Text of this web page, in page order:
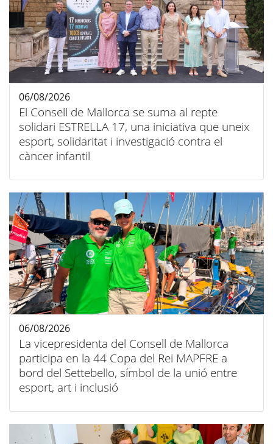
El Consell de Mallorca se suma al repte
solidari ESTRELLA 17, una iniciativa que uneix
esport, solidaritat i investigació contra el
càncer infantil
06/08/2026
La vicepresidenta del Consell de Mallorca
participa en la 44 Copa del Rei MAPFRE a
bord del Settebello, símbol de la unió entre
esport, art i inclusió
06/08/2026